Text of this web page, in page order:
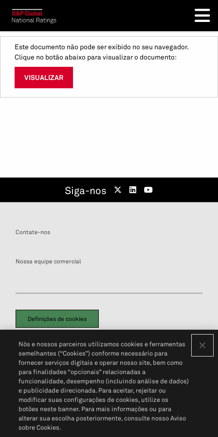
Este documento não pode ser exibido no seu navegador.
Clique no botão abaixo para visualizar o documento:
VISUALIZAR
Siga-nos
Contate-nos
Nossa equipe comercial
Definições de cookies
Política de PrivacidadePortal de privacidade do cliente (em inglês)
Não Venda Minhas Informações Pessoais© 2026 S&P Global
Nós e nossos parceiros utilizamos cookies e ferramentas
semelhantes (“Cookies”) conforme necessário para
fornecer serviços digitais e operar nosso site, bem como
para finalidades “opcionais” relacionadas a
funcionalidade, desempenho (incluindo análise de dados)
e publicidade direcionada. Para aceitar, rejeitar ou
modificar suas configurações de cookies, utilize os
botões neste banner. Para mais informações ou para
alterar sua escolha posteriormente, consulte nosso Aviso
sobre Cookies.